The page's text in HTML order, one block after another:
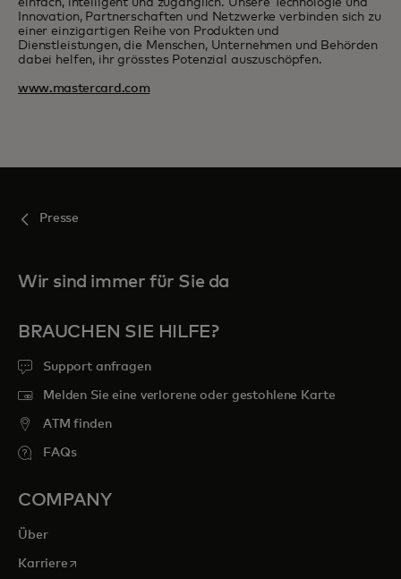
einfach, intelligent und zugänglich. Unsere Technologie und
Innovation, Partnerschaften und Netzwerke verbinden sich zu
einer einzigartigen Reihe von Produkten und
Dienstleistungen, die Menschen, Unternehmen und Behörden
dabei helfen, ihr grösstes Potenzial auszuschöpfen.
www.mastercard.com
Presse
Wir sind immer für Sie da
BRAUCHEN SIE HILFE?
Support anfragen
Melden Sie eine verlorene oder gestohlene Karte
ATM finden
FAQs
COMPANY
Über
Karrierewird in einer neuen Registerkarte geöffnet